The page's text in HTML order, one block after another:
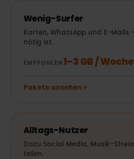
Wenig-Surfer
Karten, WhatsApp und E-Mails
nötig ist.
EMPFOHLEN1–3 GB / Woche
Pakete ansehen
Alltags-Nutzer
Dazu Social Media, Musik-
teilen.